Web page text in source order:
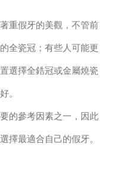
重假牙的美觀，不管前
全瓷冠；有些人可能更
選擇全鋯冠或金屬燒瓷
。
的參考因素之一，因此
擇最適合自己的假牙。